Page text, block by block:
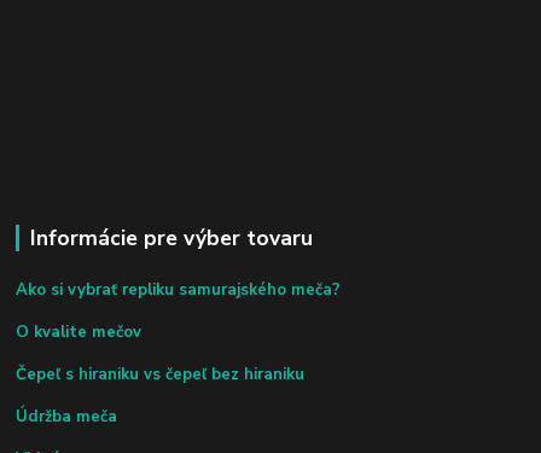
Informácie pre výber tovaru
Ako si vybrať repliku samurajského meča?
O kvalite mečov
Čepeľ s hiraniku vs čepeľ bez hiraniku
Údržba meča